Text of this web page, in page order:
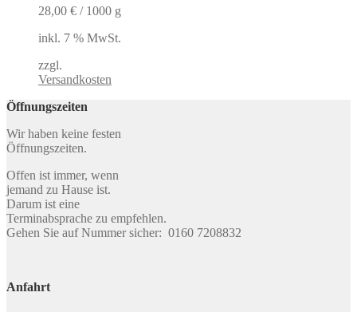
28,00 € / 1000 g
inkl. 7 % MwSt.
zzgl.
Versandkosten
Öffnungszeiten
Wir haben keine festen
Öffnungszeiten.
Offen ist immer, wenn
jemand zu Hause ist.
Darum ist eine
Terminabsprache zu empfehlen.
Gehen Sie auf Nummer sicher: 0160 7208832
Anfahrt